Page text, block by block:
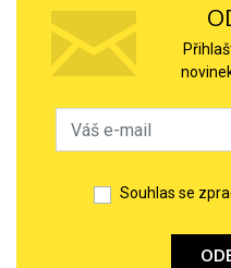
Souhlas se